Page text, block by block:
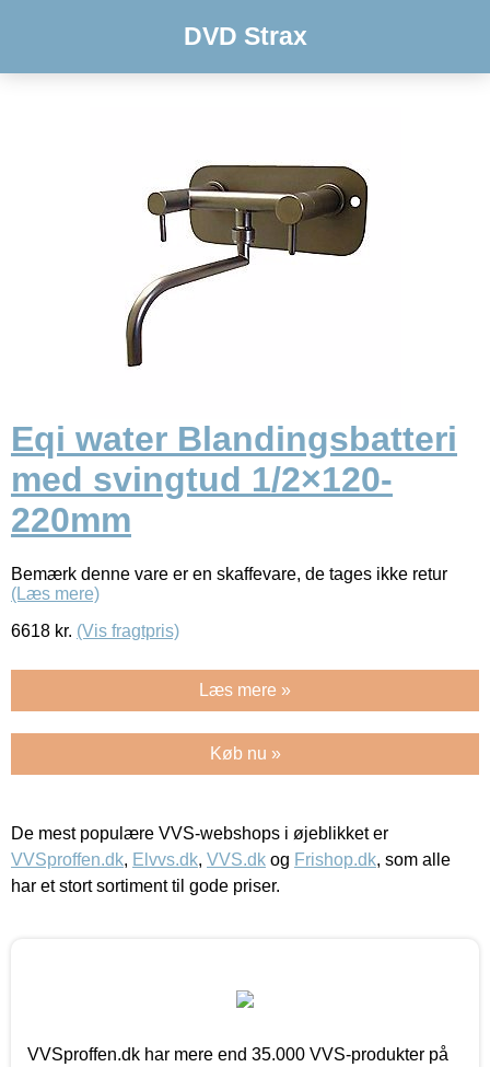
DVD Strax
Eqi water Blandingsbatteri
med svingtud 1/2×120-
220mm
Bemærk denne vare er en skaffevare, de tages ikke retur
(Læs mere)
6618 kr. (Vis fragtpris)
Læs mere »
Køb nu »
De mest populære VVS-webshops i øjeblikket er
VVSproffen.dk, Elvvs.dk, VVS.dk og Frishop.dk, som alle
har et stort sortiment til gode priser.
VVSproffen.dk har mere end 35.000 VVS-produkter på